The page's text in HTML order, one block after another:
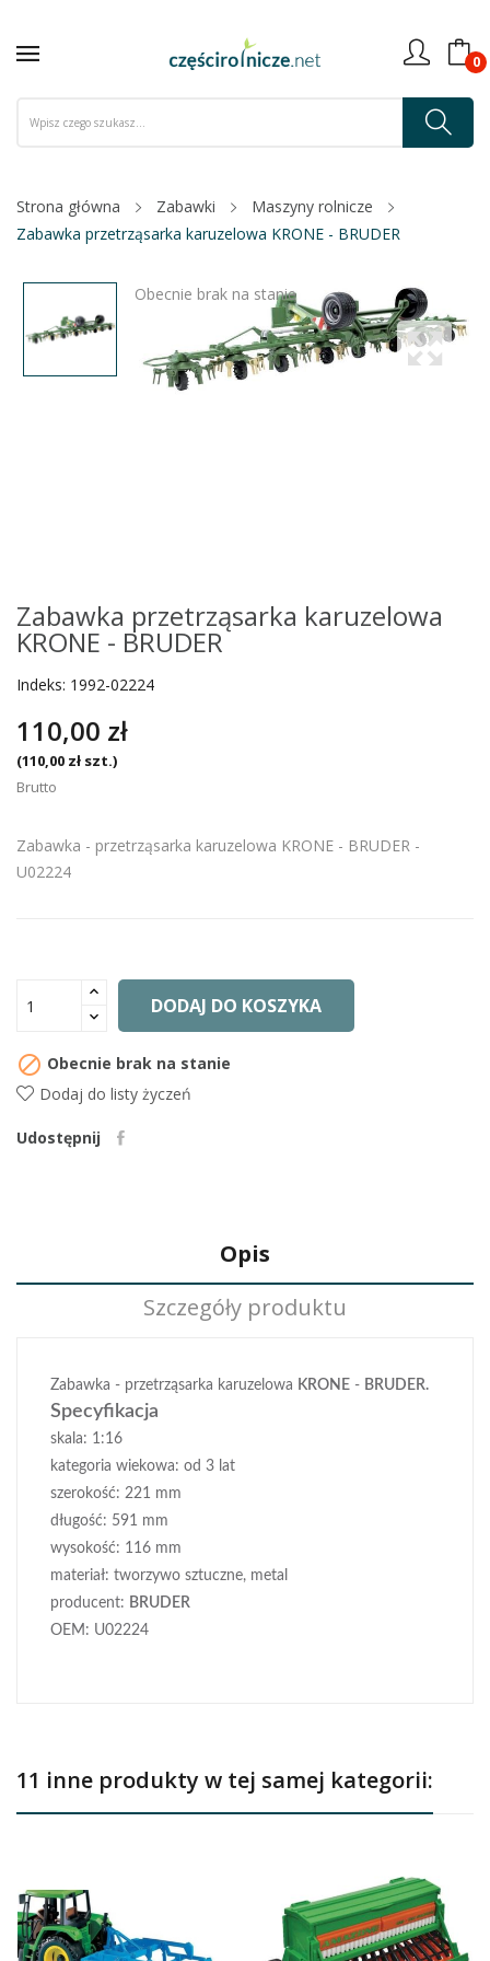
0
Strona główna Zabawki
Maszyny rolnicze
Zabawka przetrząsarka karuzelowa KRONE - BRUDER
Obecnie brak na stanie
Zabawka przetrząsarka karuzelowa
KRONE - BRUDER
Indeks: 1992-02224
110,00 zł
(110,00 zł szt.)
Brutto
Zabawka - przetrząsarka karuzelowa KRONE - BRUDER -
U02224
DODAJ DO KOSZYKA
 Obecnie brak na stanie
Dodaj do listy życzeń
Udostępnij
Opis
Szczegóły produktu
Zabawka - przetrząsarka karuzelowa KRONE - BRUDER.
Specyfikacja
skala: 1:16
kategoria wiekowa: od 3 lat
szerokość: 221 mm
długość: 591 mm
wysokość: 116 mm
materiał: tworzywo sztuczne, metal
producent: BRUDER
OEM: U02224
11 inne produkty w tej samej kategorii: